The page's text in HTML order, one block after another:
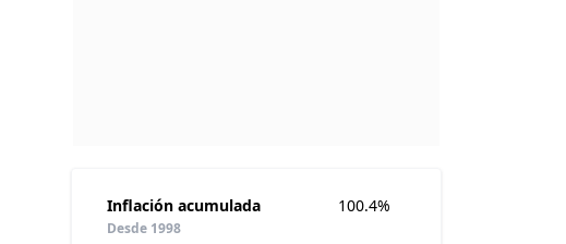
Inflación acumulada
Desde 1998
100.4%